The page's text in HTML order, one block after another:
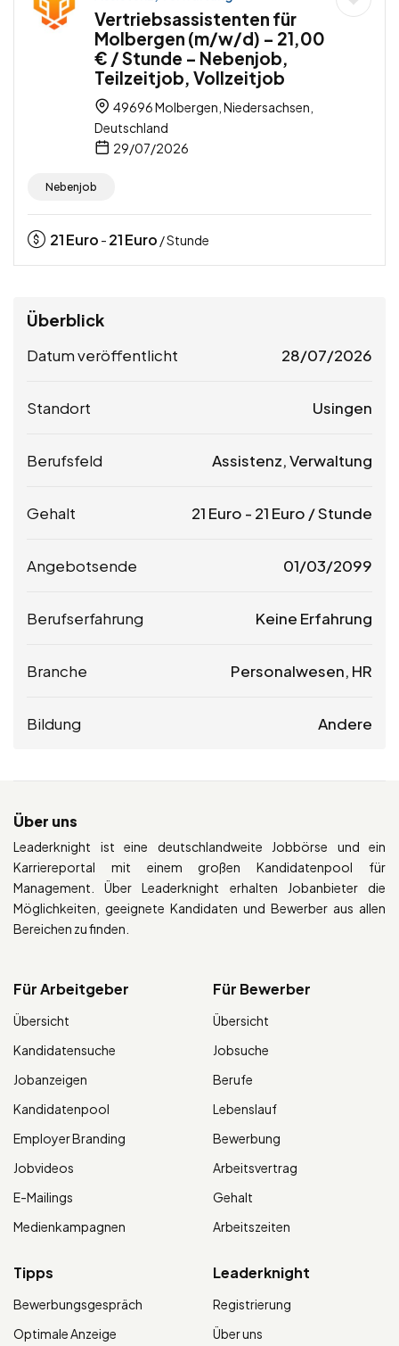
Vertriebsassistenten für
Molbergen (m/w/d) – 21,00
€ / Stunde – Nebenjob,
Teilzeitjob, Vollzeitjob
49696 Molbergen, Niedersachsen,
Deutschland
29/07/2026
Nebenjob
21Euro - 21Euro / Stunde
Überblick
Datum veröffentlicht 28/07/2026
Standort Usingen
Berufsfeld Assistenz, Verwaltung
Gehalt 21 Euro - 21 Euro / Stunde
Angebotsende 01/03/2099
Berufserfahrung Keine Erfahrung
Branche Personalwesen, HR
Bildung Andere
Über uns
Leaderknight ist eine deutschlandweite Jobbörse und ein
Karriereportal mit einem großen Kandidatenpool für
Management. Über Leaderknight erhalten Jobanbieter die
Möglichkeiten, geeignete Kandidaten und Bewerber aus allen
Bereichen zu finden.
Für Arbeitgeber
Übersicht
Kandidatensuche
Jobanzeigen
Kandidatenpool
Employer Branding
Jobvideos
E-Mailings
Medienkampagnen
Für Bewerber
Übersicht
Jobsuche
Berufe
Lebenslauf
Bewerbung
Arbeitsvertrag
Gehalt
Arbeitszeiten
Tipps
Bewerbungsgespräch
Optimale Anzeige
Leaderknight
Registrierung
Über uns